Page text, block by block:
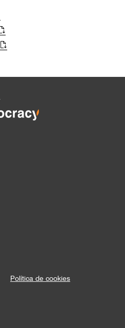
Política de cookies